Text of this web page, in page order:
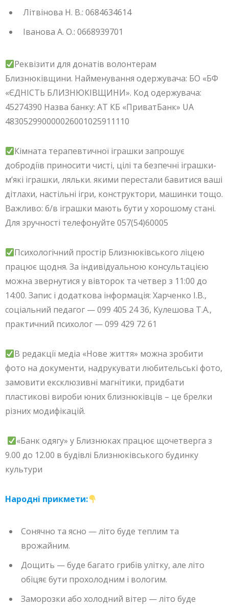
Літвінова Н. В.: 0684634614
Іванова А. О.: 0668939701
Реквізити для донатів волонтерам
Близнюківщини. Найменування одержувача: БО «БФ
«ЄДНІСТЬ БЛИЗНЮКІВЩИНИ». Код одержувача:
45274390 Назва банку: АТ КБ «ПриватБанк» UA
483052990000026001025911110
Кімната терапевтичної іграшки запрошує
добродіїв приносити чисті, цілі та безпечні іграшки-
м’які іграшки, ляльки. якими перестали бавитися ваші
дітлахи, настільні ігри, конструктори, машинки тощо.
Важливо: б/в іграшки мають бути у хорошому стані.
Для зручності телефонуйте 057(54)60005
Психологічний простір Близнюківського ліцею
працює щодня. За індивідуальною консультацією
можна звернутися у вівторок та четвер з 11:00 до
14:00. Запис і додаткова інформація: Харченко І.В.,
соціальний педагог — 099 405 24 36, Кулешова Т.А.,
практичний психолог — 099 429 72 61
В редакції медіа «Нове життя» можна зробити
фото на документи, надрукувати любительські фото,
замовити ексклюзивні магнітики, придбати
пластикові вироби юних близнюківців – це брелки
різних модифікацій.
«Банк одягу» у Близнюках працює щочетверга з
9.00 до 12.00 в будівлі Близнюківського будинку
культури
Народні прикмети:
Сонячно та ясно — літо буде теплим та
врожайним.
Дощить — буде багато грибів улітку, але літо
обіцяє бути прохолодним і вологим.
Заморозки або холодний вітер — літо буде